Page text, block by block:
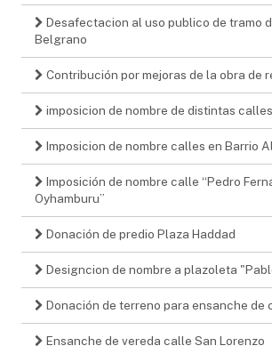
Desafectacion al uso publico de tramo
Belgrano
Contribución por mejoras de la obra de
imposicion de nombre de distintas calles
Imposicion de nombre calles en Barrio
Imposición de nombre calle “Pedro
Oyhamburu”
Donación de predio Plaza Haddad
Designcion de nombre a plazoleta
Donación de terreno para ensanche de
Ensanche de vereda calle San Lorenzo